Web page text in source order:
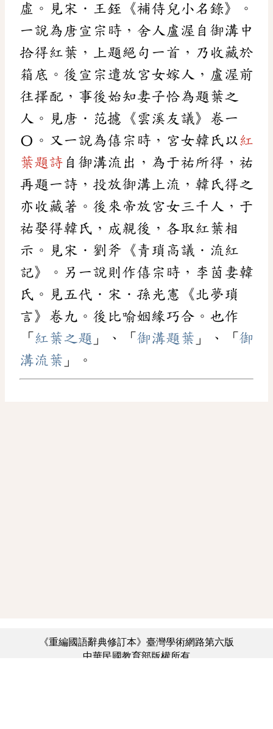
虛。見宋．王銍《補侍兒小名錄》。
一說為唐宣宗時，舍人盧渥自御溝中
拾得紅葉，上題絕句一首，乃收藏於
箱底。後宣宗遣放宮女嫁人，盧渥前
往擇配，事後始知妻子恰為題葉之
人。見唐．范攄《雲溪友議》卷一
〇。又一說為僖宗時，宮女韓氏以紅
葉題詩 自御溝流出，為于祐所得，祐
再題一詩，投放御溝上流，韓氏得之
亦收藏著。後來帝放宮女三千人，于
祐娶得韓氏，成親後，各取紅葉相
示。見宋．劉斧《青瑣高議．流紅
記》。另一說則作僖宗時，李茵妻韓
氏。見五代．宋．孫光憲《北夢瑣
言》卷九。後比喻姻緣巧合。也作
「 紅葉之題 」、「 御溝題葉 」、「 御
溝流葉 」。
《重編國語辭典修訂本》臺灣學術網路第六版
中華民國教育部版權所有